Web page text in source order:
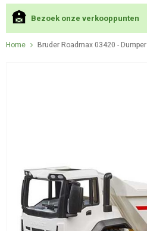
Bezoek onze verkooppunten
Home Bruder Roadmax 03420 - Dumper